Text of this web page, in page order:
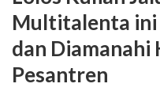
Multitalenta ini
dan Diamanahi
Pesantren